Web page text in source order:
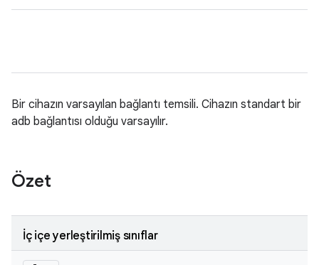
Bir cihazın varsayılan bağlantı temsili. Cihazın standart bir
adb bağlantısı olduğu varsayılır.
Özet
İç içe yerleştirilmiş sınıflar